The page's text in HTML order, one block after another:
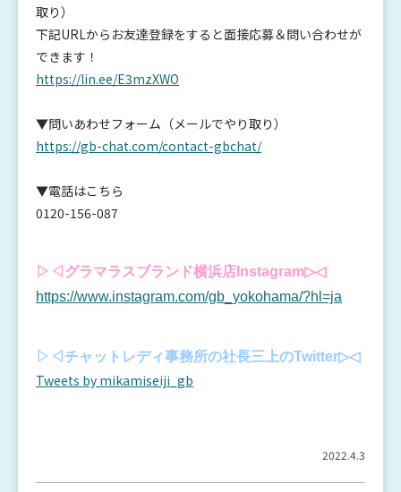
取り）
下記URLからお友達登録をすると面接応募＆問い合わせが
できます！
https://lin.ee/E3mzXWO
▼問いあわせフォーム（メールでやり取り）
https://gb-chat.com/contact-gbchat/
▼電話はこちら
0120-156-087
▷◁グラマラスブランド横浜店Instagram▷◁
https://www.instagram.com/gb_yokohama/?hl=ja
▷◁チャットレディ事務所の社長三上のTwitter▷◁
Tweets by mikamiseiji_gb
2022.4.3